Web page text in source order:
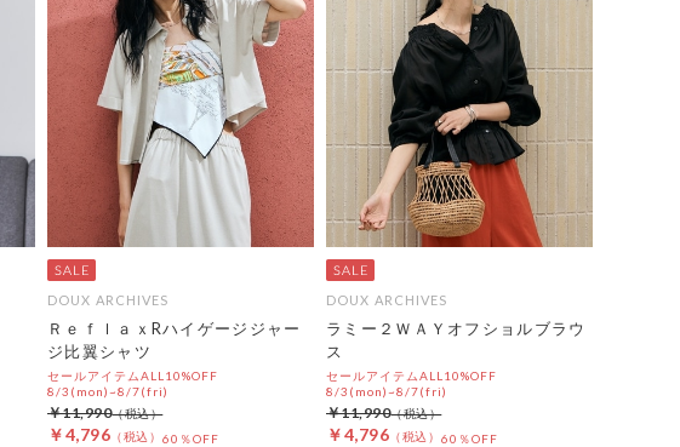
DOUX ARCHIVES
ＲｅｆｌａｘRハイゲージジャー
ジ比翼シャツ
セールアイテムALL10%OFF
8/3(mon)~8/7(fri)
￥4,796 60％OFF
￥11,990
DOUX ARCHIVES
ラミー２ＷＡＹオフショルブラウ
ス
セールアイテムALL10%OFF
8/3(mon)~8/7(fri)
￥4,796 60％OFF
￥11,990